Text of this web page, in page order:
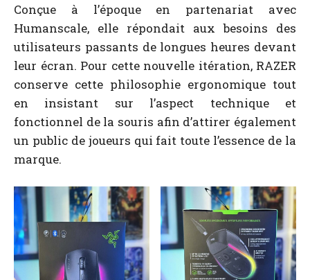
Conçue à l’époque en partenariat avec
Humanscale, elle répondait aux besoins des
utilisateurs passants de longues heures devant
leur écran. Pour cette nouvelle itération, RAZER
conserve cette philosophie ergonomique tout
en insistant sur l’aspect technique et
fonctionnel de la souris afin d’attirer également
un public de joueurs qui fait toute l’essence de la
marque.